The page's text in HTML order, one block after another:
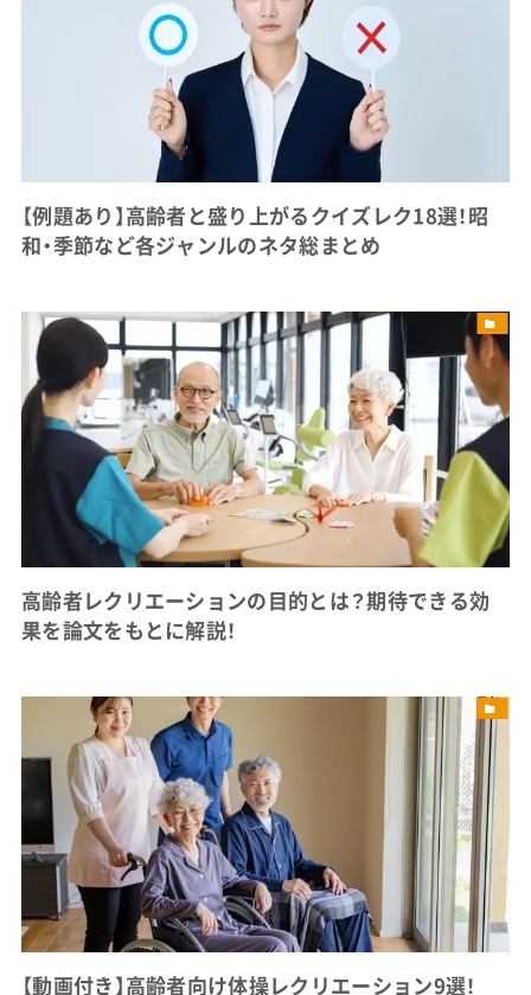
【例題あり】高齢者と盛り上がるクイズレク18選！昭
和・季節など各ジャンルのネタ総まとめ
高齢者レクリエーションの目的とは？期待できる効
果を論文をもとに解説！
【動画付き】高齢者向け体操レクリエーション9選！